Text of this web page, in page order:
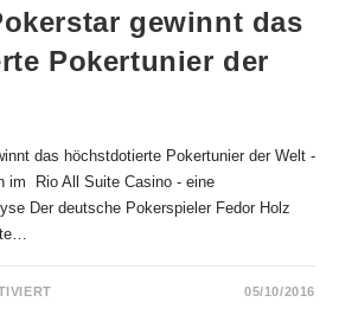
gewinnt das
Pokertunier der
das höchstdotierte Pokertunier der Welt -
im Rio All Suite Casino - eine
Der deutsche Pokerspieler Fedor Holz
FÜR
05/10/2016